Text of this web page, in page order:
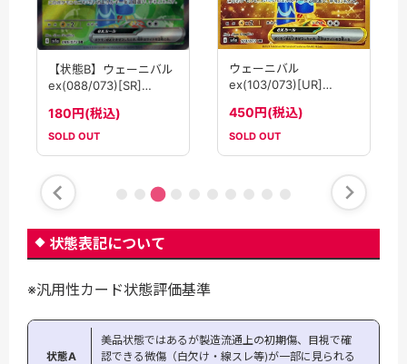
【状態B】ウェーニバル
ex(088/073)[SR]
180円(税込)
SOLD OUT
ウェーニバル
ex(103/073)[UR]
450円(税込)
SOLD OUT
状態表記について
※汎用性カード状態評価基準
状態A
美品状態ではあるが製造流通上の初期傷、目視で確
認できる微傷（白欠け・線スレ等)が一部に見られる